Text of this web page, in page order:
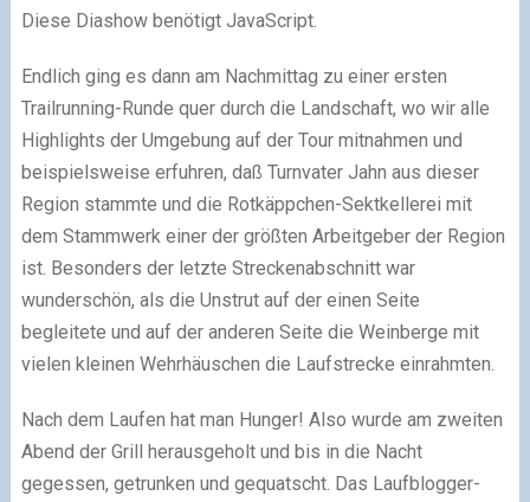
Diese Diashow benötigt JavaScript.
Endlich ging es dann am Nachmittag zu einer ersten
Trailrunning-Runde quer durch die Landschaft, wo wir alle
Highlights der Umgebung auf der Tour mitnahmen und
beispielsweise erfuhren, daß Turnvater Jahn aus dieser
Region stammte und die Rotkäppchen-Sektkellerei mit
dem Stammwerk einer der größten Arbeitgeber der Region
ist. Besonders der letzte Streckenabschnitt war
wunderschön, als die Unstrut auf der einen Seite
begleitete und auf der anderen Seite die Weinberge mit
vielen kleinen Wehrhäuschen die Laufstrecke einrahmten.
Nach dem Laufen hat man Hunger! Also wurde am zweiten
Abend der Grill herausgeholt und bis in die Nacht
gegessen, getrunken und gequatscht. Das Laufblogger-